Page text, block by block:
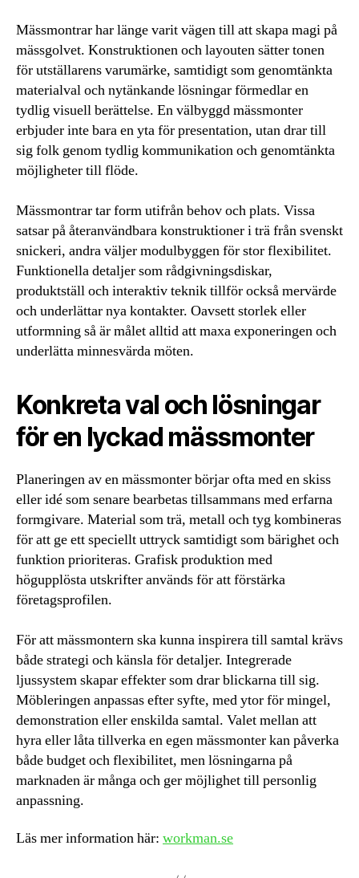
Mässmontrar har länge varit vägen till att skapa magi på
mässgolvet. Konstruktionen och layouten sätter tonen
för utställarens varumärke, samtidigt som genomtänkta
materialval och nytänkande lösningar förmedlar en
tydlig visuell berättelse. En välbyggd mässmonter
erbjuder inte bara en yta för presentation, utan drar till
sig folk genom tydlig kommunikation och genomtänkta
möjligheter till flöde.
Mässmontrar tar form utifrån behov och plats. Vissa
satsar på återanvändbara konstruktioner i trä från svenskt
snickeri, andra väljer modulbyggen för stor flexibilitet.
Funktionella detaljer som rådgivningsdiskar,
produktställ och interaktiv teknik tillför också mervärde
och underlättar nya kontakter. Oavsett storlek eller
utformning så är målet alltid att maxa exponeringen och
underlätta minnesvärda möten.
Konkreta val och lösningar
för en lyckad mässmonter
Planeringen av en mässmonter börjar ofta med en skiss
eller idé som senare bearbetas tillsammans med erfarna
formgivare. Material som trä, metall och tyg kombineras
för att ge ett speciellt uttryck samtidigt som bärighet och
funktion prioriteras. Grafisk produktion med
högupplösta utskrifter används för att förstärka
företagsprofilen.
För att mässmontern ska kunna inspirera till samtal krävs
både strategi och känsla för detaljer. Integrerade
ljussystem skapar effekter som drar blickarna till sig.
Möbleringen anpassas efter syfte, med ytor för mingel,
demonstration eller enskilda samtal. Valet mellan att
hyra eller låta tillverka en egen mässmonter kan påverka
både budget och flexibilitet, men lösningarna på
marknaden är många och ger möjlighet till personlig
anpassning.
Läs mer information här: workman.se